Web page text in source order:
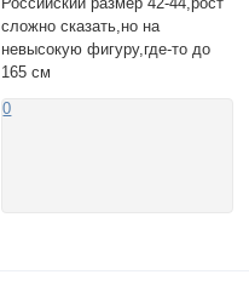
сложно сказать,но на
невысокую фигуру,где-то до
165 см
0